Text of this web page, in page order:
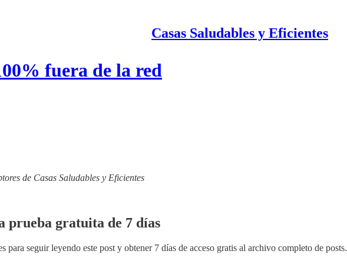
Casas Saludables y Eficientes
fuera de la red
de Casas Saludables y Eficientes
prueba gratuita de 7 días
para seguir leyendo este post y obtener 7 días de acceso gratis al archivo completo de posts.